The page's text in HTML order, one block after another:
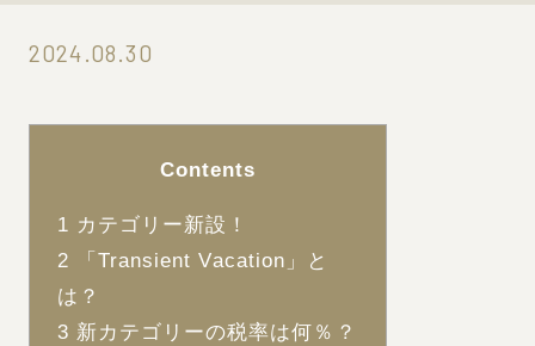
2024.08.30
Contents
1 カテゴリー新設！
2 「Transient Vacation」と
は？
3 新カテゴリーの税率は何％？